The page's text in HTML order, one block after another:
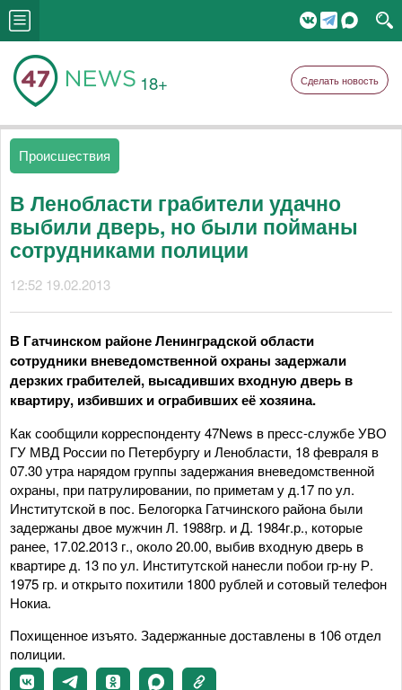
18+ Сделать новость
Происшествия
В Ленобласти грабители удачно
выбили дверь, но были пойманы
сотрудниками полиции
12:52 19.02.2013
В Гатчинском районе Ленинградской области
сотрудники вневедомственной охраны задержали
дерзких грабителей, высадивших входную дверь в
квартиру, избивших и ограбивших её хозяина.
Как сообщили корреспонденту 47News в пресс-службе УВО
ГУ МВД России по Петербургу и Ленобласти, 18 февраля в
07.30 утра нарядом группы задержания вневедомственной
охраны, при патрулировании, по приметам у д.17 по ул.
Институтской в пос. Белогорка Гатчинского района были
задержаны двое мужчин Л. 1988гр. и Д. 1984г.р., которые
ранее, 17.02.2013 г., около 20.00, выбив входную дверь в
квартире д. 13 по ул. Институтской нанесли побои гр-ну Р.
1975 гр. и открыто похитили 1800 рублей и сотовый телефон
Нокиа.
Похищенное изъято. Задержанные доставлены в 106 отдел
полиции.